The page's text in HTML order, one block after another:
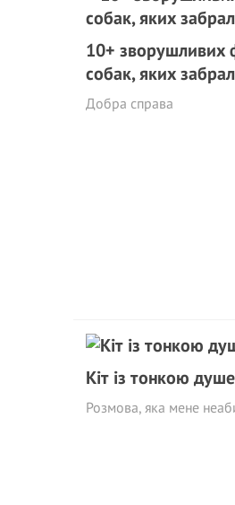
10+ зворушливих
собак, яких
Добра справа
Кіт із тонкою
Розмова, яка мене